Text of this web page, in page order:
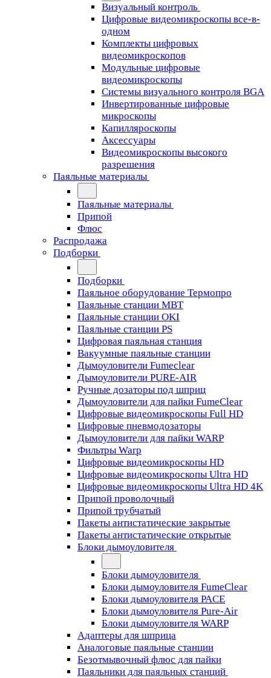
Визуальный контроль
Цифровые видеомикроскопы все-в-
одном
Комплекты цифровых
видеомикроскопов
Модульные цифровые
видеомикроскопы
Cистемы визуального контроля BGA
Инвертированные цифровые
микроскопы
Капилляроскопы
Аксессуары
Видеомикроскопы высокого
разрешения
Паяльные материалы
Паяльные материалы
Припой
Флюс
Распродажа
Подборки
Подборки
Паяльное оборудование Термопро
Паяльные станции MBT
Паяльные станции OKI
Паяльные станции PS
Цифровая паяльная станция
Вакуумные паяльные станции
Дымоуловители Fumeclear
Дымоуловители PURE-AIR
Ручные дозаторы под шприц
Дымоуловители для пайки FumeClear
Цифровые видеомикроскопы Full HD
Цифровые пневмодозаторы
Дымоуловители для пайки WARP
Фильтры Warp
Цифровые видеомикроскопы HD
Цифровые видеомикроскопы Ultra HD
Цифровые видеомикроскопы Ultra HD 4K
Припой проволочный
Припой трубчатый
Пакеты антистатические закрытые
Пакеты антистатические открытые
Блоки дымоуловителя
Блоки дымоуловителя
Блоки дымоуловителя FumeClear
Блоки дымоуловителя PACE
Блоки дымоуловителя Pure-Air
Блоки дымоуловителя WARP
Адаптеры для шприца
Аналоговые паяльные станции
Безотмывочный флюс для пайки
Паяльники для паяльных станций